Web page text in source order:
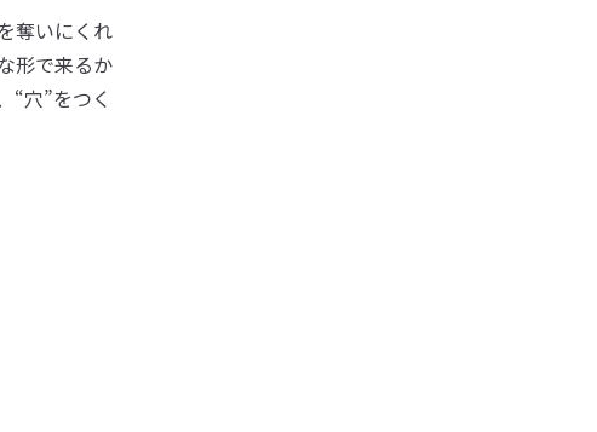
奪いにくれ
形で来るか
“穴”をつく